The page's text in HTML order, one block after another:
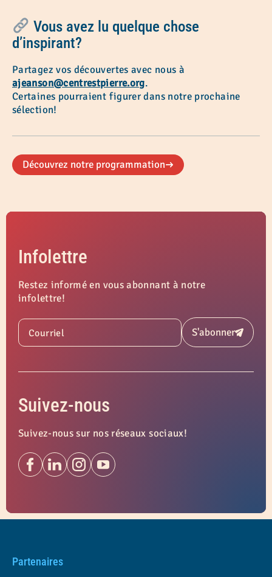
Vous avez lu quelque chose
d’inspirant?
Partagez vos découvertes avec nous à
ajeanson@centrestpierre.org.
Certaines pourraient figurer dans notre prochaine
sélection!
Découvrez notre programmation
Infolettre
Restez informé en vous abonnant à notre
infolettre!
Courriel S'abonnerSoumettre
Suivez-nous
Suivez-nous sur nos réseaux sociaux!
Partenaires